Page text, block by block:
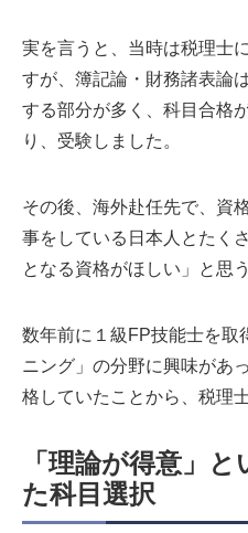
実を言うと、当時は税理士
すが、簿記論・財務諸表論
する部分が多く、科目合格
り、受験しました。
その後、海外赴任先で、資
事をしている日本人とたく
となる資格がほしい」と思
数年前に１級FP技能士を取
ニング」の分野に興味があ
格していたことから、税理
「理論が得意」
た科目選択